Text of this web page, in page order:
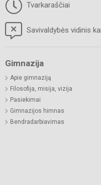
Tvarkaraščiai
Savivaldybės vidinis
Gimnazija
Apie gimnaziją
Filosofija, misija, vizija
Pasiekimai
Gimnazijos himnas
Bendradarbiavimas